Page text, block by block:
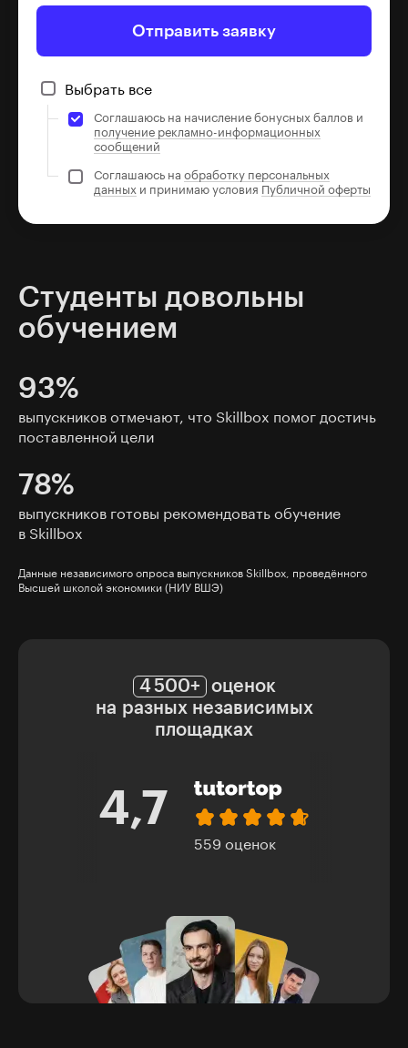
Отправить заявку
Выбрать все
Соглашаюсь на начисление бонусных баллов и
получение рекламно-информационных
сообщений
Соглашаюсь на обработку персональных
данных и принимаю условия Публичной оферты
Студенты довольны
обучением
93%
выпускников отмечают, что Skillbox помог достичь
поставленной цели
78%
выпускников готовы рекомендовать обучение
в Skillbox
Данные независимого опроса выпускников Skillbox, проведённого
Высшей школой экономики (НИУ ВШЭ)
4 500+
оценок
на разных независимых
площадках
4,7
559 оценок